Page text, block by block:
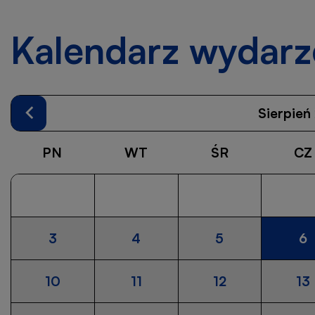
Kalendarz
Poprzedni
miesiąc
PN
WT ŚR CZ
3 4 5
z
6
10
11 12 13